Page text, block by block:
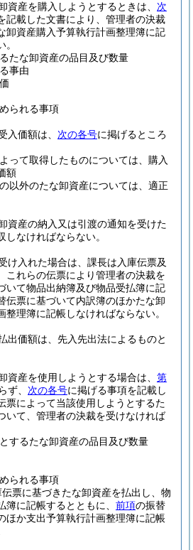
資産を購入しようとするときは、 次
記載した文書により、管理者の決裁
卸資産購入予算執行計画整理簿に記
たな卸資産の品目及び数量
事由
られる事項
入価額は、 次の各号に掲げるところ
って取得したものについては、購入
額
以外のたな卸資産については、適正
資産の納入又は引渡の通知を受けた
しなければならない。
け入れた場合は、課長は入庫伝票及
これらの伝票により管理者の決裁を
いて物品出納簿及び物品受払簿に記
伝票に基づいて内訳簿のほかたな卸
整理簿に記帳しなければならない。
出価額は、先入先出法によるものと
資産を使用しようとする場合は、 第
ず、 次の各号に掲げる事項を記載し
票によって当該使用しようとするた
いて、管理者の決裁を受けなければ
するたな卸資産の品目及び数量
られる事項
票に基づきたな卸資産を払出し、物
に記帳するとともに、 前項の振替
ほか支出予算執行計画整理簿に記帳